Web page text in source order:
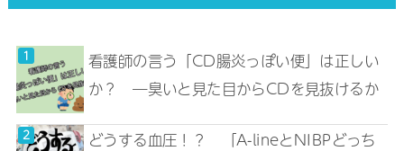
看護師の言う「CD腸炎っぽい便」は正しい
か？ ―臭いと見た目からCDを見抜けるか
どうする血圧！？ 「A-lineとNIBPどっち